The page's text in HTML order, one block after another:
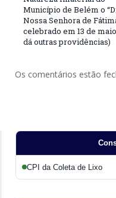
Município de Belém o
Nossa Senhora de
celebrado em 13 de
dá outras providências)
Os comentários estão
CPI da Coleta de Lixo